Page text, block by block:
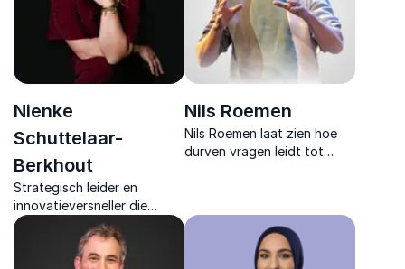
Nienke
Schuttelaar-
Berkhout
Strategisch leider en
innovatieversneller die
mensen en teams in
beweging zet met lezingen
die focus brengen, richting
Nils Roemen
Nils Roemen laat zien hoe
durven vragen leidt tot